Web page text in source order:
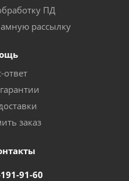
ПД
рассылку
ответ
заказ
91-60